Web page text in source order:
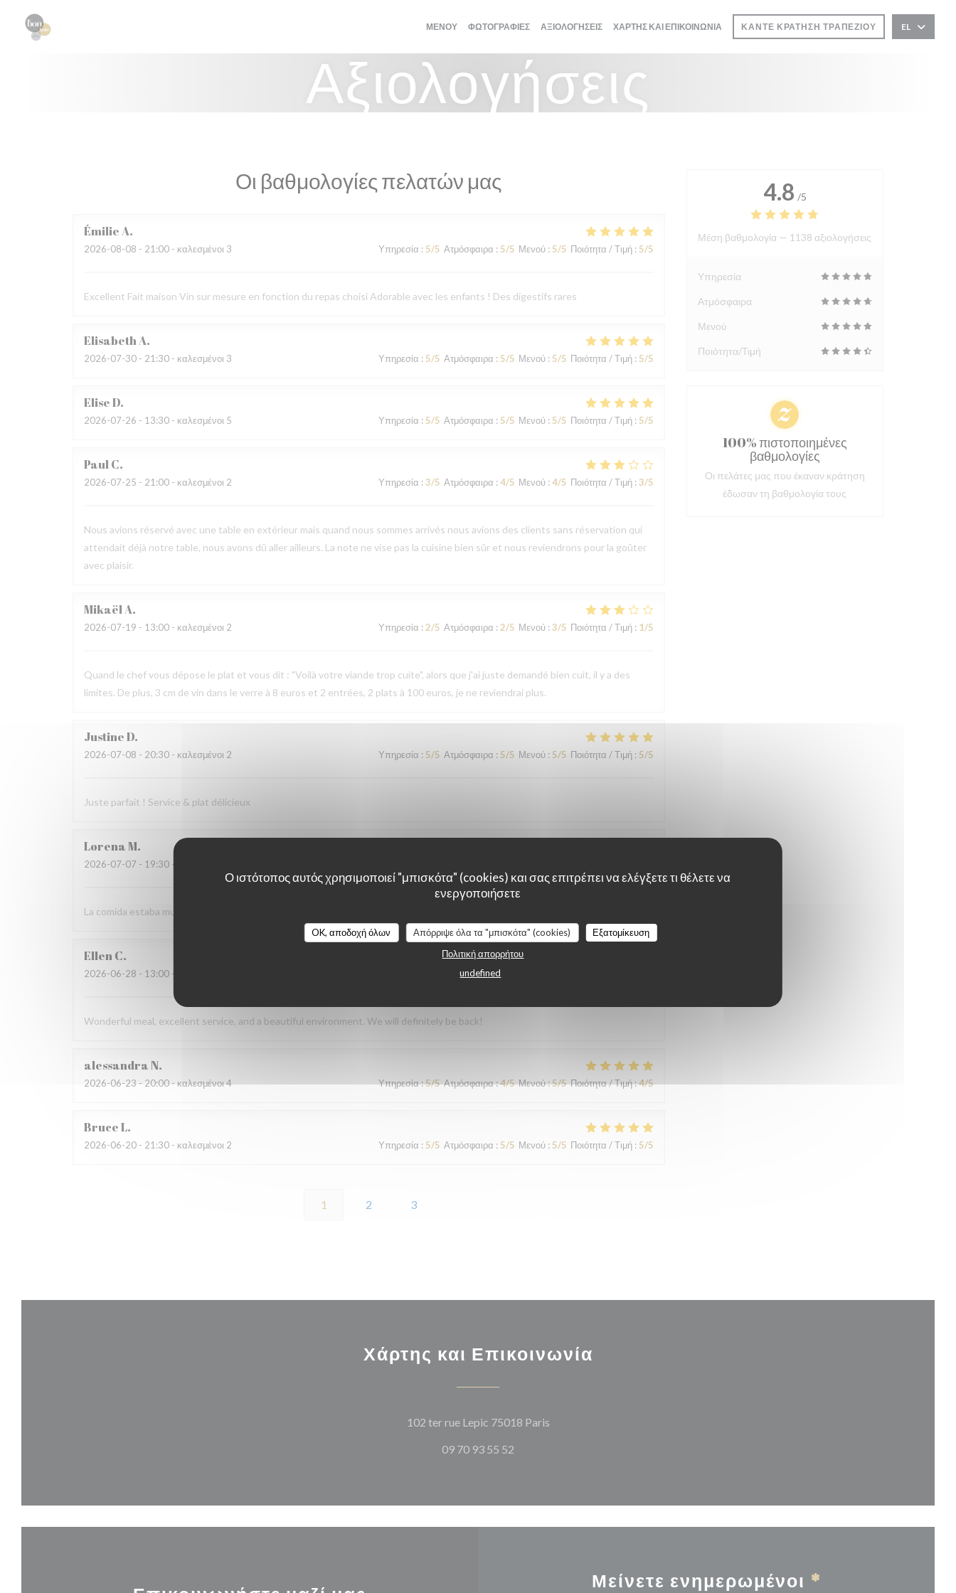
Ο ιστότοπος αυτός χρησιμοποιεί "μπισκότα" (cookies) και σας επιτρέπει να ελέγξετε τι θέλετε να
ενεργοποιήσετε
OK, αποδοχή όλων Απόρριψε όλα τα "μπισκότα" (cookies)
Εξατομίκευση
Πολιτική απορρήτου
undefined
ΜΕΝΟΎ ΦΩΤΟΓΡΑΦΊΕΣ ΑΞΙΟΛΟΓΉΣΕΙΣ ΧΆΡΤΗΣ ΚΑΙ ΕΠΙΚΟΙΝΩΝΊΑ ΚΆΝΤΕ ΚΡΆΤΗΣΗ ΤΡΑΠΕΖΙΟΎ EL
Αξιολογήσεις
Οι βαθμολογίες πελατών μας
ÉmilieA
2026-08-08 - 21:00 - καλεσμένοι 3 Υπηρεσία : 5/5 Ατμόσφαιρα : 5/5 Μενού: 5/5 Ποιότητα / Τιμή: 5/5
Excellent Fait maison Vin sur mesure en fonction du repas choisi Adorable avec les enfants ! Des digestifs rares
ElisabethA
2026-07-30 - 21:30 - καλεσμένοι 3 Υπηρεσία : 5/5 Ατμόσφαιρα : 5/5 Μενού: 5/5 Ποιότητα / Τιμή: 5/5
EliseD
2026-07-26 - 13:30 - καλεσμένοι 5 Υπηρεσία : 5/5 Ατμόσφαιρα : 5/5 Μενού: 5/5 Ποιότητα / Τιμή: 5/5
PaulC
2026-07-25 - 21:00 - καλεσμένοι 2 Υπηρεσία : 3/5 Ατμόσφαιρα : 4/5 Μενού: 4/5 Ποιότητα / Τιμή: 3/5
Nous avions réservé avec une table en extérieur mais quand nous sommes arrivés nous avions des clients sans réservation qui
attendait déjà notre table, nous avons dû aller ailleurs. La note ne vise pas la cuisine bien sûr et nous reviendrons pour la goûter
avec plaisir.
MikaëlA
2026-07-19 - 13:00 - καλεσμένοι 2 Υπηρεσία : 2/5 Ατμόσφαιρα : 2/5 Μενού: 3/5 Ποιότητα / Τιμή: 1/5
Quand le chef vous dépose le plat et vous dit : "Voilà votre viande trop cuite", alors que j'ai juste demandé bien cuit, il y a des
limites. De plus, 3 cm de vin dans le verre à 8 euros et 2 entrées, 2 plats à 100 euros, je ne reviendrai plus.
JustineD
2026-07-08 - 20:30 - καλεσμένοι 2 Υπηρεσία : 5/5 Ατμόσφαιρα : 5/5 Μενού: 5/5 Ποιότητα / Τιμή: 5/5
Juste parfait ! Service & plat délicieux
LorenaM
2026-07-07 - 19:30 - καλεσμένοι 4
La comida estaba muy buena, el vino rico y una atención excelente. Lo recomiendo 100%.
EllenC
2026-06-28 - 13:00 - καλεσμένοι 4 Ατμόσφαιρα:
Wonderful meal, excellent service, and a beautiful environment. We will definitely be back!
alessandraN
2026-06-23 - 20:00 - καλεσμένοι 4 Υπηρεσία:5/5 Ατμόσφαιρα:4/5 Μενού:5/5 Ποιότητα / Τιμή:4/5
BruceL
2026-06-20 - 21:30 - καλεσμένοι 2 Υπηρεσία : 5/5 Ατμόσφαιρα : 5/5 Μενού: 5/5 Ποιότητα / Τιμή: 5/5
1 2 3
4.8 /5
Μέση βαθμολογία — 1138 αξιολογήσεις
Υπηρεσία
Ατμόσφαιρα
Μενού
Ποιότητα/Τιμή
100% πιστοποιημένες
βαθμολογίες
Οι πελάτες μας που έκαναν κράτηση
έδωσαν τη βαθμολογία τους
Χάρτης και Επικοινωνία
102 ter rue Lepic 75018 Paris((ανοίγει σε νέο παράθυρο))
09 70 93 55 52
Μείνετε ενημερωμένοι *